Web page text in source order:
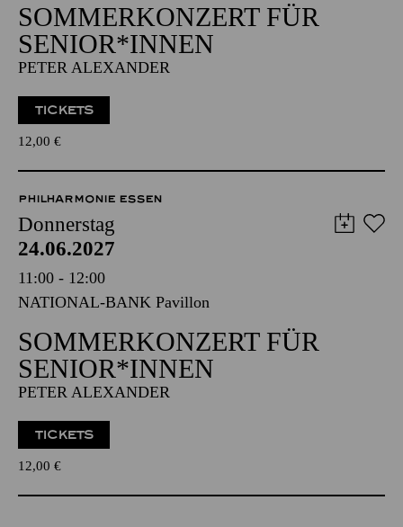
SOMMERKONZERT FÜR
SENIOR*INNEN
PETER ALEXANDER
TICKETS
12,00 €
PHILHARMONIE ESSEN
Donnerstag
24.06.2027
11:00 - 12:00
NATIONAL-BANK Pavillon
SOMMERKONZERT FÜR
SENIOR*INNEN
PETER ALEXANDER
TICKETS
12,00 €